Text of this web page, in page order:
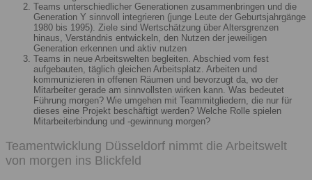
Teams unterschiedlicher Generationen zusammenbringen und die
Generation Y sinnvoll integrieren (junge Leute der Geburtsjahrgänge
1980 bis 1995). Ziele sind Wertschätzung über Altersgrenzen
hinaus, Verständnis entwickeln, den Nutzen der jeweiligen
Generation erkennen und aktiv nutzen
Teams in neue Arbeitswelten begleiten. Abschied vom fest
aufgebauten, täglich gleichen Arbeitsplatz. Arbeiten und
kommunizieren in offenen Räumen und bevorzugt da, wo der
Mitarbeiter gerade am sinnvollsten wirken kann. Was bedeutet
Führung morgen? Wie umgehen mit Teammitgliedern, die nur für
dieses eine Projekt beschäftigt werden? Welche Rolle spielen
Mitarbeiterbindung und -gewinnung morgen?
Teamentwicklung Düsseldorf nimmt die Arbeitswelt
von morgen ins Blickfeld